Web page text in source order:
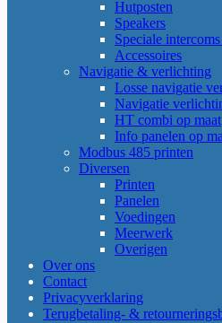
Hutposten
Speakers
Speciale
Accessoires
Navigatie & verlichting
Losse navigatie
Navigatie
HT combi op maat
Info panelen op
Modbus 485 printen
Diversen
Printen
Panelen
Voedingen
Meerwerk
Overigen
Over ons
Contact
Privacyverklaring
Terugbetaling- &